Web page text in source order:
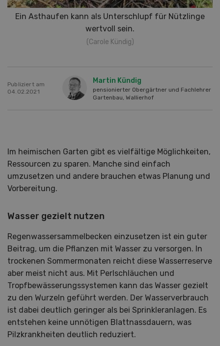
Ein Asthaufen kann als Unterschlupf für Nützlinge
wertvoll sein.
(Carole Kündig)
Publiziert am
04.02.2021
Martin Kündig
pensionierter Obergärtner und Fachlehrer
Gartenbau, Wallierhof
Im heimischen Garten gibt es vielfältige Möglichkeiten,
Ressourcen zu sparen. Manche sind einfach
umzusetzen und andere brauchen etwas Planung und
Vorbereitung.
Wasser gezielt nutzen
Regenwassersammelbecken einzusetzen ist ein guter
Beitrag, um die Pflanzen mit Wasser zu versorgen. In
trockenen Sommermonaten reicht diese Wasserreserve
aber meist nicht aus. Mit Perlschläuchen und
Tropfbewässerungssystemen kann das Wasser gezielt
zu den Wurzeln geführt werden. Der Wasserverbrauch
ist dabei deutlich geringer als bei Sprinkleranlagen. Es
entstehen keine unnötigen Blattnassdauern, was
Pilzkrankheiten deutlich reduziert.